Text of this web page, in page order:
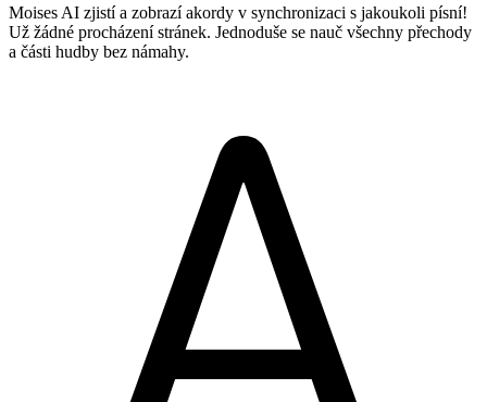
Moises AI zjistí a zobrazí akordy v synchronizaci s jakoukoli písní!
Už žádné procházení stránek. Jednoduše se nauč všechny přechody
a části hudby bez námahy.